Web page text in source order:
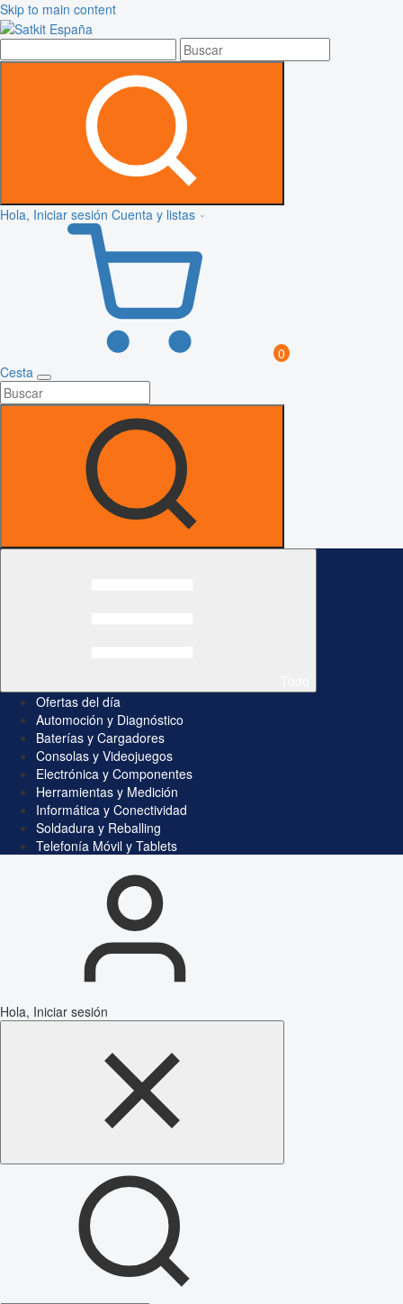
Skip to main content
Hola, Iniciar sesión Cuenta y listas
0
Cesta
Ofertas del día
Automoción y Diagnóstico
Baterías y Cargadores
Consolas y Videojuegos
Electrónica y Componentes
Herramientas y Medición
Informática y Conectividad
Soldadura y Reballing
Telefonía Móvil y Tablets
Hola, Iniciar sesión